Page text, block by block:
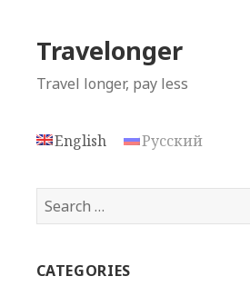
Travelonger
Travel longer, pay less
English Русский
Search
for:
CATEGORIES